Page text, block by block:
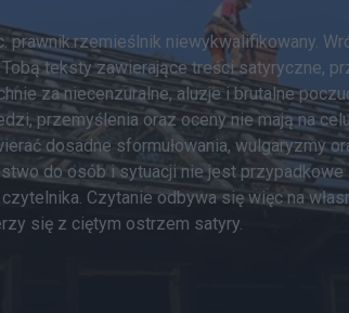
prawnik.rzemieślnik niewykwalifikowany.
teksty zawierające treści satyryczne,
za niecenzuralne, aluzje i brutalne
przemyślenia oraz oceny nie mają na
dosadne sformułowania, wulgaryzmy
do osób i sytuacji nie jest
Czytanie odbywa się więc na
się z ciętym ostrzem satyry.